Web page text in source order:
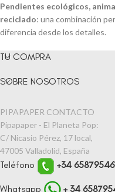
Pendientes ecológicos,
reciclado: una combinación
diferencia desde los detalles.
TU COMPRA
SOBRE NOSOTROS
PIPAPAPER CONTACTO
Pipapaper - El Planeta Pop:
C/ Nicasio Pérez, 17 local,
47005 Valladolid, España
Teléfono +34
Whatsapp + 34